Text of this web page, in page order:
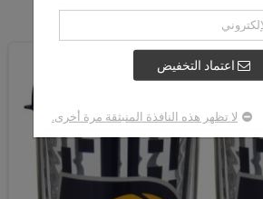
اعتماد التخفيض
لا تظهر هذه النافذة المنبثقة مرة أخرى.